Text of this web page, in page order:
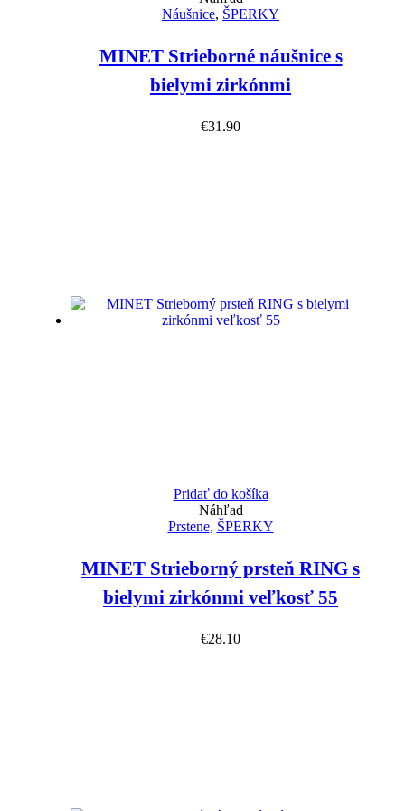
Náušnice, ŠPERKY
MINET Strieborné náušnice s
bielymi zirkónmi
€31.90
Pridať do košíka
Náhľad
Prstene, ŠPERKY
MINET Strieborný prsteň RING s
bielymi zirkónmi veľkosť 55
€28.10